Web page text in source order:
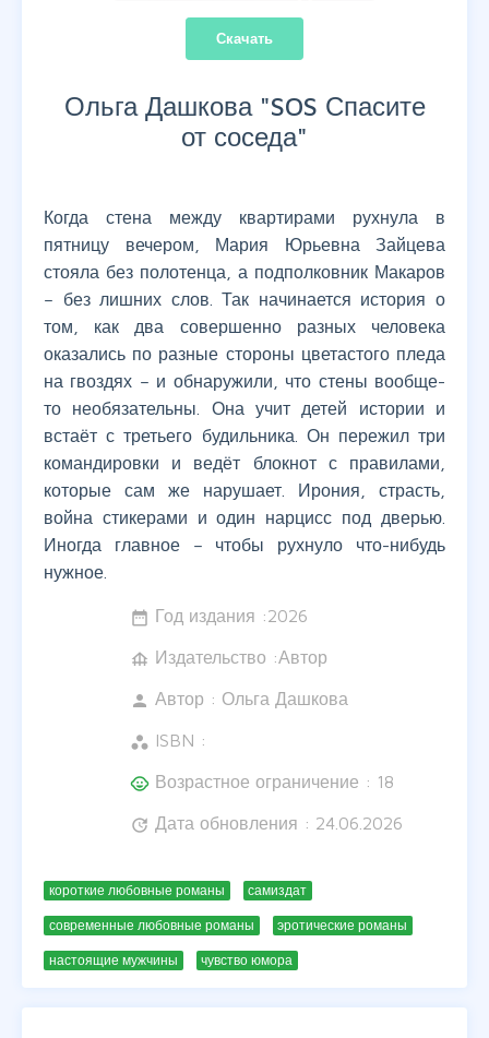
Скачать
Ольга Дашкова "SOS Спасите
от соседа"
Когда стена между квартирами рухнула в
пятницу вечером, Мария Юрьевна Зайцева
стояла без полотенца, а подполковник Макаров
– без лишних слов. Так начинается история о
том, как два совершенно разных человека
оказались по разные стороны цветастого пледа
на гвоздях – и обнаружили, что стены вообще-
то необязательны. Она учит детей истории и
встаёт с третьего будильника. Он пережил три
командировки и ведёт блокнот с правилами,
которые сам же нарушает. Ирония, страсть,
война стикерами и один нарцисс под дверью.
Иногда главное – чтобы рухнуло что-нибудь
нужное.
date_range Год издания :2026
foundation Издательство :Автор
person Автор : Ольга Дашкова
workspaces ISBN :
child_care Возрастное ограничение : 18
update Дата обновления : 24.06.2026
короткие любовные романы самиздат
современные любовные романы эротические романы
настоящие мужчины чувство юмора